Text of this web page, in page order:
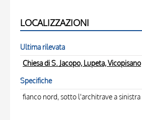
LOCALIZZAZIONI
Ultima rilevata
Chiesa di S. Jacopo, Lupeta, Vicopisano
Specifiche
fianco nord, sotto l'architrave a sinistra